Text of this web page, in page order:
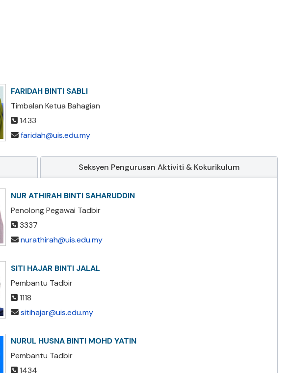
FARIDAH BINTI SABLI
Timbalan Ketua Bahagian
1433
faridah@uis.edu.my
Seksyen Pengurusan Aktiviti & Kokurikulum
NUR ATHIRAH BINTI SAHARUDDIN
Penolong Pegawai Tadbir
3337
nurathirah@uis.edu.my
SITI HAJAR BINTI JALAL
Pembantu Tadbir
1118
sitihajar@uis.edu.my
NURUL HUSNA BINTI MOHD YATIN
Pembantu Tadbir
1434